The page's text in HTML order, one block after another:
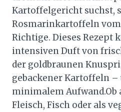
Kartoffelgericht suchst,
Rosmarinkartoffeln vom
Richtige. Dieses Rezept
intensiven Duft von
der goldbraunen
gebackener Kartoffeln –
minimalem Aufwand.Ob
Fleisch, Fisch oder als